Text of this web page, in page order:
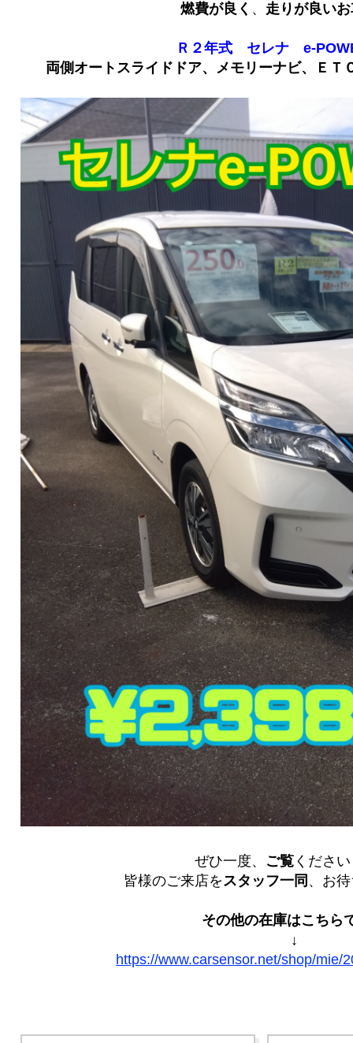
燃費が良く 、 走りが良い
Ｒ２年式 セレナ e-
両側オートスライドドア、メモリーナビ、ＥＴ
ぜひ一度、 ご覧 くださ
皆様のご来店をスタッフ一同 、お
その他の在庫はこちら
↓
https://www.carsensor.net/shop/mie/